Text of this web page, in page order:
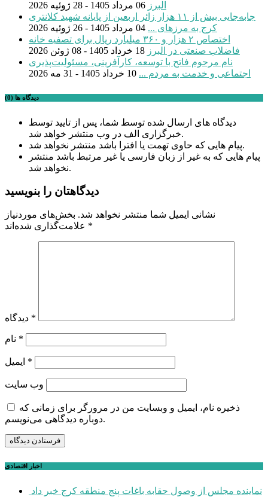
البرز 06 مرداد 1405 - 28 ژوئیه 2026
جابه‌جایی بیش از ۱۱ هزار زائر اربعین از پایانه شهید کلانتری
کرج به مرزهای ... 04 مرداد 1405 - 26 ژوئیه 2026
اختصاص ۲ هزار و ۳۶۰ میلیارد ریال برای تصفیه خانه
فاضلاب صنعتی در البرز 18 خرداد 1405 - 08 ژوئن 2026
نام مرحوم فاتح با توسعه، کارآفرینی، مسئولیت‌پذیری
اجتماعی و خدمت به مردم ... 10 خرداد 1405 - 31 مه 2026
دیدگاه ها (0)
دیدگاه های ارسال شده توسط شما، پس از تایید توسط
خبرگزاری الف در وب منتشر خواهد شد.
پیام هایی که حاوی تهمت یا افترا باشد منتشر نخواهد شد.
پیام هایی که به غیر از زبان فارسی یا غیر مرتبط باشد منتشر
نخواهد شد.
دیدگاهتان را بنویسید
نشانی ایمیل شما منتشر نخواهد شد. بخش‌های موردنیاز
*
*
*
*
وب‌ سایت
ذخیره نام، ایمیل و وبسایت من در مرورگر برای زمانی که
دوباره دیدگاهی می‌نویسم.
اخبار اقتصادی
نماینده مجلس از وصول حقابه باغات پنج منطقه کرج خبر داد